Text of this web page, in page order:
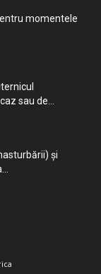
momentele
sau de...
şi